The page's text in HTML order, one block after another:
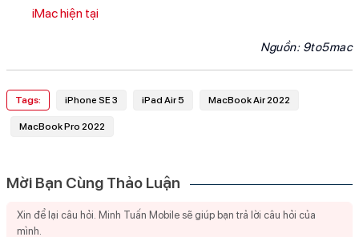
iMac hiện tại
Nguồn: 9to5mac
Tags: iPhone SE 3 iPad Air 5 MacBook Air 2022
MacBook Pro 2022
Mời Bạn Cùng Thảo Luận